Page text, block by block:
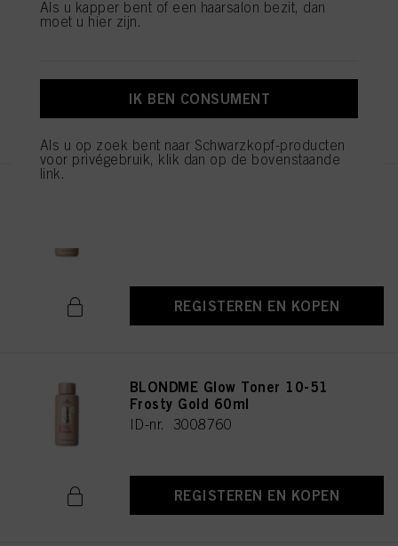
BLONDME Glow Toner 8-46
Hazelnut 60ml
REGISTEREN EN KOPEN
REGISTEREN EN KOPEN
BLONDME Glow Toner 10-51
Frosty Gold 60ml
ID-nr. 3008760
REGISTEREN EN KOPEN
Als u kapper bent of een haarsalon bezit, dan
moet u hier zijn.
IK BEN CONSUMENT
Als u op zoek bent naar Schwarzkopf-producten
voor privégebruik, klik dan op de bovenstaande
link.
doeleinden. Als u op "Afwijzen" klikt, worden alleen cookies gebruikt die
technisch noodzakelijk zijn om u deze website aan te kunnen bieden..